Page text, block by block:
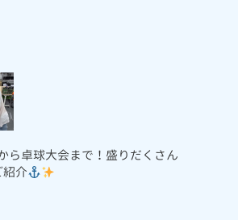
ら卓球大会まで！盛りだくさん
介